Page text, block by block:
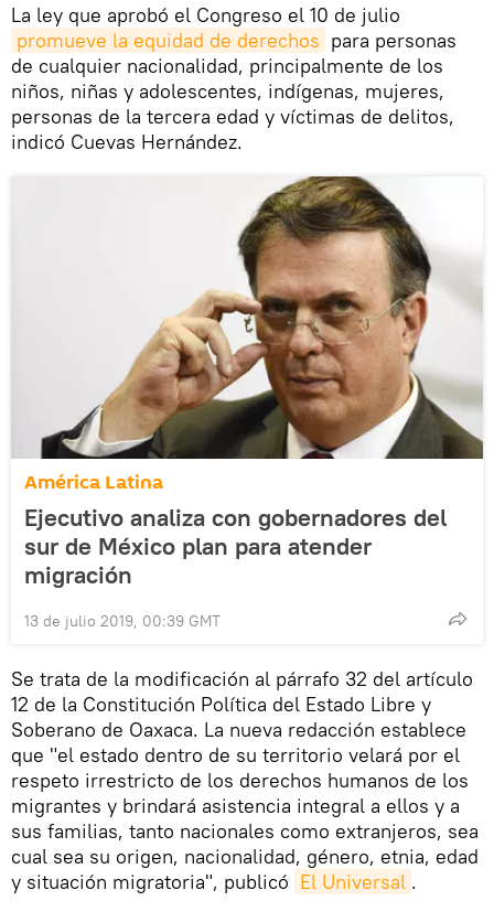
La ley que aprobó el Congreso el 10 de julio
promueve la equidad de derechos para personas
de cualquier nacionalidad, principalmente de los
niños, niñas y adolescentes, indígenas, mujeres,
personas de la tercera edad y víctimas de delitos,
indicó Cuevas Hernández.
América Latina
Ejecutivo analiza con gobernadores del
sur de México plan para atender
migración
13 de julio 2019, 00:39 GMT
Se trata de la modificación al párrafo 32 del artículo
12 de la Constitución Política del Estado Libre y
Soberano de Oaxaca. La nueva redacción establece
que "el estado dentro de su territorio velará por el
respeto irrestricto de los derechos humanos de los
migrantes y brindará asistencia integral a ellos y a
sus familias, tanto nacionales como extranjeros, sea
cual sea su origen, nacionalidad, género, etnia, edad
y situación migratoria", publicó El Universal .